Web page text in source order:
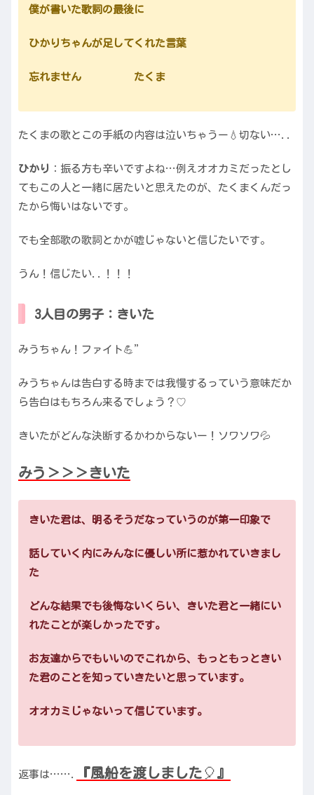
僕が書いた歌詞の最後に
ひかりちゃんが足してくれた言葉
忘れません たくま
たくまの歌とこの手紙の内容は泣いちゃうー💧切ない…..
ひかり ：振る方も辛いですよね…例えオオカミだったとし
てもこの人と一緒に居たいと思えたのが、たくまくんだっ
たから悔いはないです。
でも全部歌の歌詞とかが嘘じゃないと信じたいです。
うん！信じたい..！！！
3人目の男子：きいた
みうちゃん！ファイト💪”
みうちゃんは告白する時までは我慢するっていう意味だか
ら告白はもちろん来るでしょう？♡
きいたがどんな決断するかわからないー！ソワソワ💦
みう＞＞＞きいた
きいた君は、明るそうだなっていうのが第一印象で
話していく内にみんなに優しい所に惹かれていきまし
た
どんな結果でも後悔ないくらい、きいた君と一緒にい
れたことが楽しかったです。
お友達からでもいいのでこれから、もっともっときい
た君のことを知っていきたいと思っています。
オオカミじゃないって信じています。
返事は……. 『風船を渡しました 🎈 』